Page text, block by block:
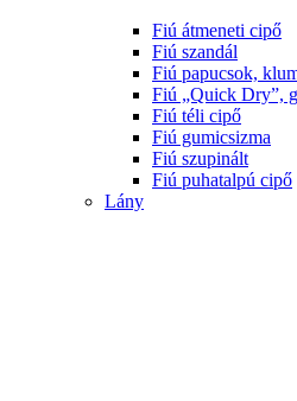
Fiú átmeneti cipő
Fiú szandál
Fiú papucsok,
Fiú „Quick Dry”,
Fiú téli cipő
Fiú gumicsizma
Fiú szupinált
Fiú puhatalpú cipő
Lány